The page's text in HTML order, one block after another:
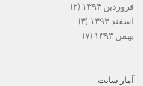
فروردین ۱۳۹۴
(۲)
اسفند ۱۳۹۳
(۳)
بهمن ۱۳۹۳
(۷)
آمار سایت